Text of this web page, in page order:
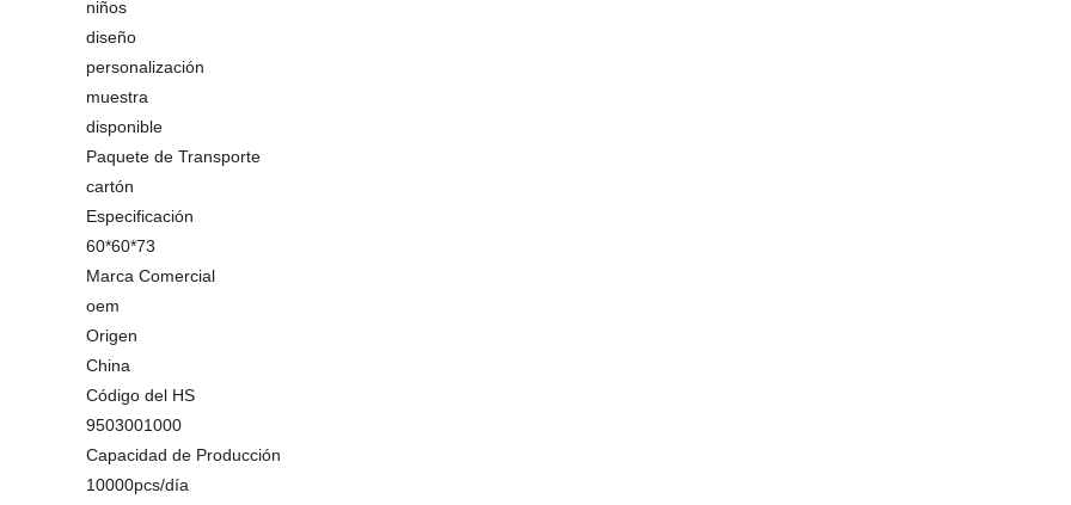
niños
diseño
personalización
muestra
disponible
Paquete de Transporte
cartón
Especificación
60*60*73
Marca Comercial
oem
Origen
China
Código del HS
9503001000
Capacidad de Producción
10000pcs/día